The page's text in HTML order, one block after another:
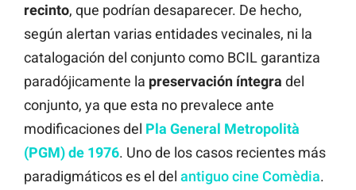
recinto, que podrían desaparecer. De hecho,
según alertan varias entidades vecinales, ni la
catalogación del conjunto como BCIL garantiza
paradójicamente la preservación íntegra del
conjunto, ya que esta no prevalece ante
modificaciones del Pla General Metropolità
(PGM)de 1976. Uno de los casos recientes más
paradigmáticos es el del antiguo cine Comèdia.